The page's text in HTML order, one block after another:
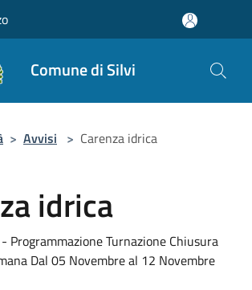
Comune di Silvi
> Avvisi > Carenza idrica
idrica
Programmazione Turnazione Chiusura
Dal 05 Novembre al 12 Novembre